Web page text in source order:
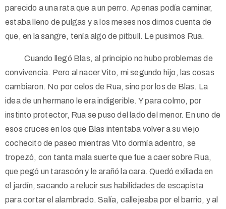
parecido a una rata que a un perro. Apenas podía caminar,
estaba lleno de pulgas y a los meses nos dimos cuenta de
que, en la sangre, tenía algo de pitbull. Le pusimos Rua.
Cuando llegó Blas, al principio no hubo problemas de
convivencia. Pero al nacer Vito, mi segundo hijo, las cosas
cambiaron. No por celos de Rua, sino por los de Blas. La
idea de un hermano le era indigerible. Y para colmo, por
instinto protector, Rua se puso del lado del menor. En uno de
esos cruces en los que Blas intentaba volver a su viejo
cochecito de paseo mientras Vito dormía adentro, se
tropezó, con tanta mala suerte que fue a caer sobre Rua,
que pegó un tarascón y le arañó la cara. Quedó exiliada en
el jardín, sacando a relucir sus habilidades de escapista
para cortar el alambrado. Salía, callejeaba por el barrio, y al